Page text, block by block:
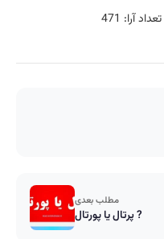
تعداد آرا: 471
مطلب بعدی
پرتال یا پورتال ?